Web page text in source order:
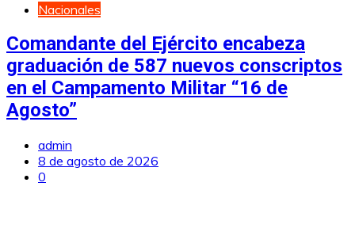
Nacionales
Comandante del Ejército encabeza
graduación de 587 nuevos conscriptos
en el Campamento Militar “16 de
Agosto”
admin
8 de agosto de 2026
0